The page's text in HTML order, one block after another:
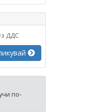
ДДС
по-